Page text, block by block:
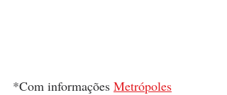
*Com informações Metrópoles